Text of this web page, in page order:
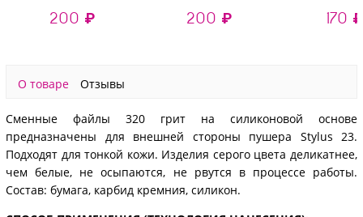
(White, 320 грит), 60
шт
200 ₽
(White, 320 грит), 60
шт
200 ₽
Stylus*40
грит),
170 ₽
О товаре Отзывы
Сменные файлы 320 грит на силиконовой основе
предназначены для внешней стороны пушера Stylus 23.
Подходят для тонкой кожи. Изделия серого цвета деликатнее,
чем белые, не осыпаются, не рвутся в процессе работы.
Состав: бумага, карбид кремния, силикон.